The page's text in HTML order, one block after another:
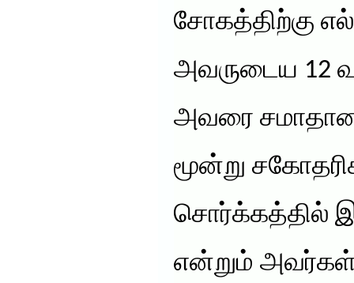
சோகத்திற்கு
அவருடைய 12
அவரை
மூன்று
சொர்க்கத்தில்
என்றும்